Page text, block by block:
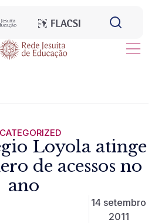
Loyola atinge
de acessos no
ano
14 setembro
2011